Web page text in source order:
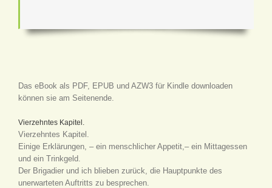
Das eBook als PDF, EPUB und AZW3 für Kindle downloaden
können sie am Seitenende.
Vierzehntes Kapitel.
Vierzehntes Kapitel.
Einige Erklärungen, – ein menschlicher Appetit,– ein Mittagessen
und ein Trinkgeld.
Der Brigadier und ich blieben zurück, die Hauptpunkte des
unerwarteten Auftritts zu besprechen.